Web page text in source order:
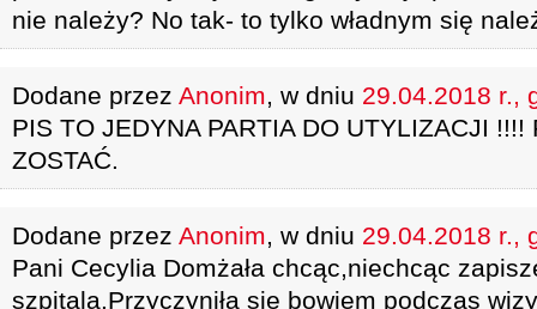
nie należy? No tak- to tylko władnym się
Dodane przez Anonim, w dniu 29.04.2018 r.,
PIS TO JEDYNA PARTIA DO UTYLIZACJI !!!!
ZOSTAĆ.
Dodane przez Anonim, w dniu 29.04.2018 r.,
Pani Cecylia Domżała chcąc,niechcąc
szpitala.Przyczyniła się bowiem podczas